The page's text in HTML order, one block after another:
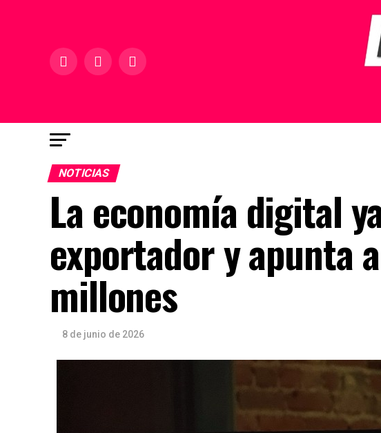
NOTICIAS
La economía digital
exportador y apunta
millones
8 de junio de 2026